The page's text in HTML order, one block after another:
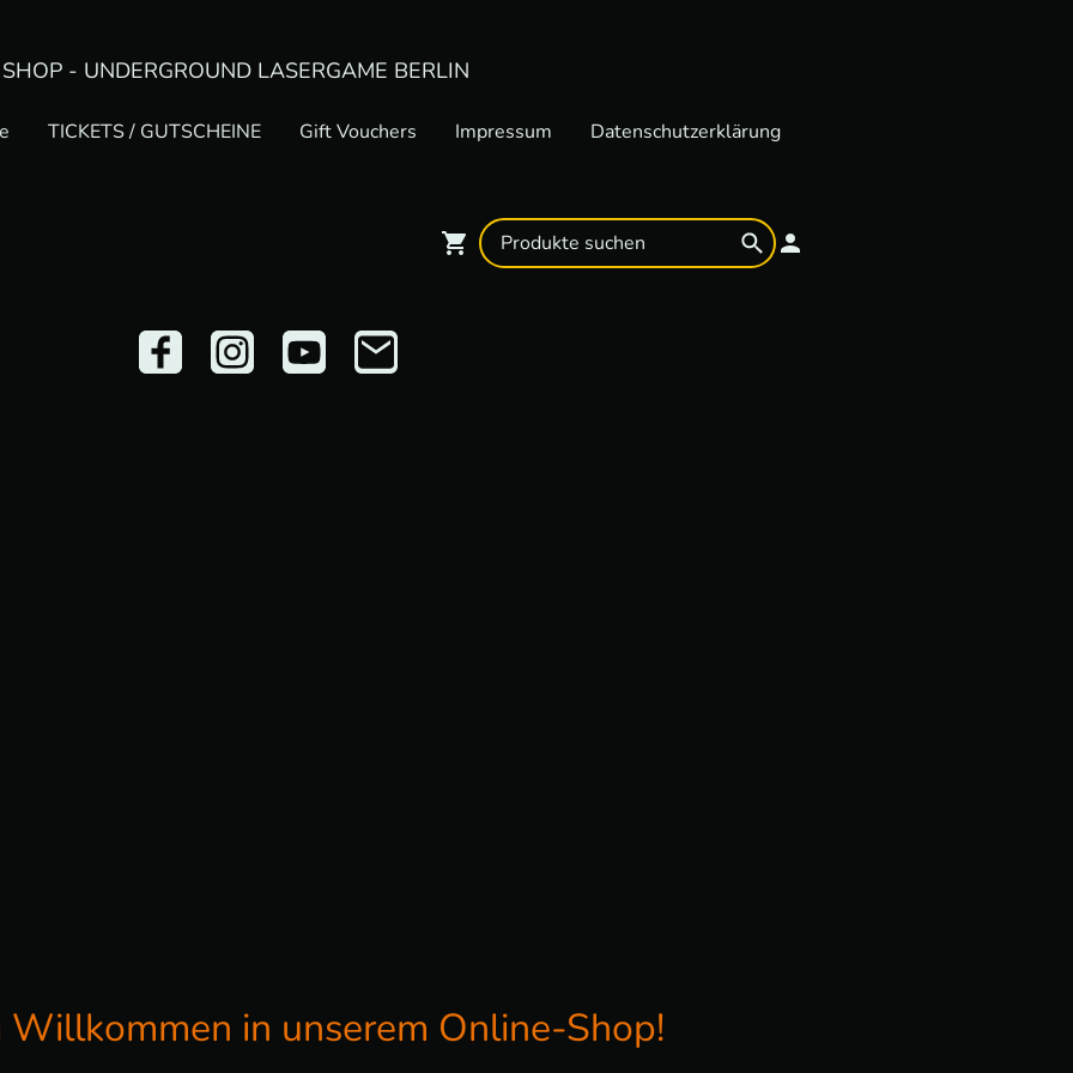
- UNDERGROUND LASERGAME BERLIN
TICKETS / GUTSCHEINE Gift Vouchers Impressum Datenschutzerklärung
Willkommen in unserem Online-Shop!